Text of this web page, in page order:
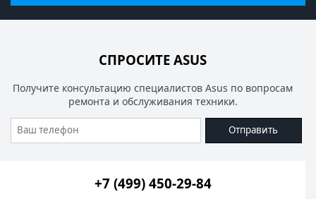
СПРОСИТЕ ASUS
Получите консультацию специалистов Asus по вопросам
ремонта и обслуживания техники.
Отправить
+7 (499) 450-29-84